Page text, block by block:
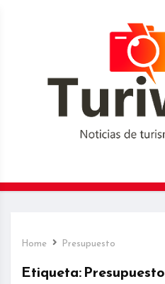
Home Presupuesto
Etiqueta:Presupuesto